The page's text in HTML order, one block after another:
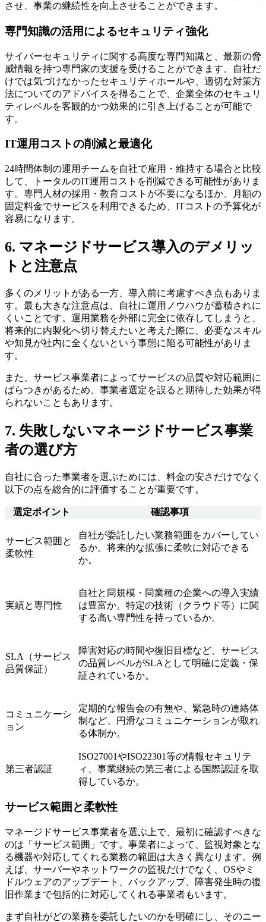
させ、事業の継続性を向上させることができます。
専門知識の活用によるセキュリティ強化
サイバーセキュリティに関する高度な専門知識と、最新の脅
威情報を持つ専門家の支援を受けることができます。自社だ
けでは気づけなかったセキュリティホールや、適切な対策方
法についてのアドバイスを得ることで、企業全体のセキュリ
ティレベルを客観的かつ効果的に引き上げることが可能で
す。
IT運用コストの削減と最適化
24時間体制の運用チームを自社で雇用・維持する場合と比較
して、トータルのIT運用コストを削減できる可能性がありま
す。専門人材の採用・教育コストが不要になるほか、月額の
固定料金でサービスを利用できるため、ITコストの予算化が
容易になります。
6. マネージドサービス導入のデメリッ
トと注意点
多くのメリットがある一方、導入前に考慮すべき点もありま
す。最も大きな注意点は、自社に運用ノウハウが蓄積されに
くいことです。運用業務を外部に完全に依存してしまうと、
将来的に内製化へ切り替えたいと考えた際に、必要なスキル
や知見が社内に全くないという事態に陥る可能性がありま
す。
また、サービス事業者によってサービスの品質や対応範囲に
ばらつきがあるため、事業者選定を誤ると期待した効果が得
られないこともあります。
7. 失敗しないマネージドサービス事業
者の選び方
自社に合った事業者を選ぶためには、料金の安さだけでなく
以下の点を総合的に評価することが重要です。
選定ポイント 確認事項
サービス範囲と
柔軟性
自社が委託したい業務範囲をカバーしてい
るか。将来的な拡張に柔軟に対応できる
か。
実績と専門性
自社と同規模・同業種の企業への導入実績
は豊富か。特定の技術（クラウド等）に関
する高い専門性を持っているか。
SLA（サービス
品質保証）
障害対応の時間や復旧目標など、サービス
の品質レベルがSLAとして明確に定義・保
証されているか。
コミュニケーシ
ョン
定期的な報告会の有無や、緊急時の連絡体
制など、円滑なコミュニケーションが取れ
る体制か。
第三者認証
ISO27001やISO22301等の情報セキュリテ
ィ、事業継続の第三者による国際認証を取
得しているか。
サービス範囲と柔軟性
マネージドサービス事業者を選ぶ上で、最初に確認すべきな
のは「サービス範囲」です。事業者によって、監視対象とな
る機器や対応してくれる業務の範囲は大きく異なります。例
えば、サーバーやネットワークの監視だけでなく、OSやミ
ドルウェアのアップデート、バックアップ、障害発生時の復
旧作業まで包括的に対応してくれる事業者もいます。
まず自社がどの業務を委託したいのかを明確にし、そのニー